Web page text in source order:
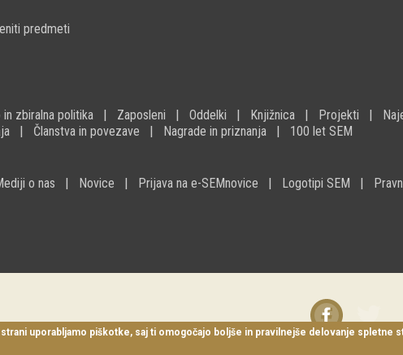
predmeti
in zbiralna politika Zaposleni Oddelki Knjižnica Projekti
Članstva in povezave Nagrade in priznanja 100 let SEM
o nas Novice Prijava na e-SEMnovice Logotipi SEM
strani uporabljamo piškotke, saj ti omogočajo boljše in pravilnejše delovanje spletne